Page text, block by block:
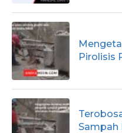
Pirolisis
Sampah